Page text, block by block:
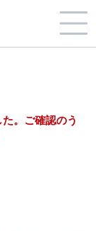
。ご確認のう